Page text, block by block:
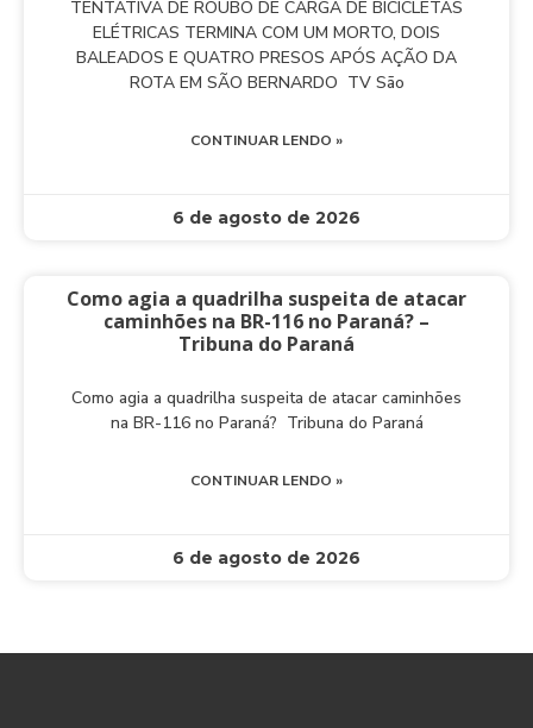
TENTATIVA DE ROUBO DE CARGA DE BICICLETAS
ELÉTRICAS TERMINA COM UM MORTO, DOIS
BALEADOS E QUATRO PRESOS APÓS AÇÃO DA
ROTA EM SÃO BERNARDO TV São
CONTINUAR LENDO »
6 de agosto de 2026
Como agia a quadrilha suspeita de atacar
caminhões na BR-116 no Paraná? –
Tribuna do Paraná
Como agia a quadrilha suspeita de atacar caminhões
na BR-116 no Paraná? Tribuna do Paraná
CONTINUAR LENDO »
6 de agosto de 2026